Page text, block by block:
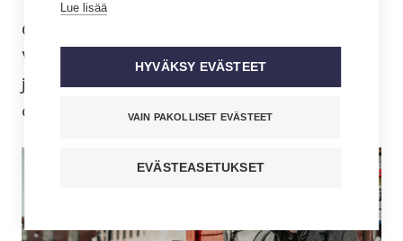
Oululainen Petri Roivainen on valittu
Vuoden ensihoitajaksi. Tunnustus
jaettiin Suomen Ensihoitoalan liiton
opintopäivillä perjantaina.
Lue lisää
HYVÄKSY EVÄSTEET
VAIN PAKOLLISET EVÄSTEET
EVÄSTEASETUKSET